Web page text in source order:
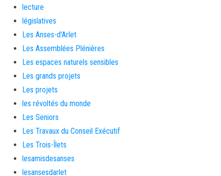
lecture
législatives
Les Anses-d'Arlet
Les Assemblées Plénières
Les espaces naturels sensibles
Les grands projets
Les projets
les révoltés du monde
Les Seniors
Les Travaux du Conseil Exécutif
Les Trois-Îlets
lesamisdesanses
lesansesdarlet